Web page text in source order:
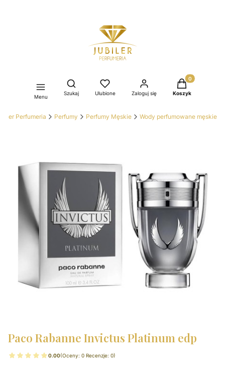
Menu
Otwórz wyszukiwarkę
Szukaj Ulubione Zaloguj się
Produkty w
Koszyk
Perfumeria Perfumy Perfumy Męskie Wody perfumowane męskie
Paco Rabanne Invictus Platinum edp
0.00(Oceny: 0 Recenzje: 0)